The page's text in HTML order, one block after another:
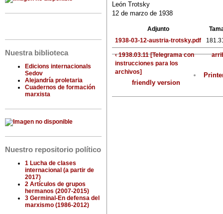
Nuestra biblioteca
Edicions internacionals
Sedov
Alejandría proletaria
Cuadernos de formación
marxista
Nuestro repositorio político
1 Lucha de clases
internacional (a partir de
2017)
2 Artículos de grupos
hermanos (2007-2015)
3 Germinal-En defensa del
marxismo (1986-2012)
León Trotsky
12 de marzo de 1938
Adjunto
1938-03-12-austria-trotsky.pdf
‹ 1938.03.11 [Telegrama con
instrucciones para los
archivos]
friendly version